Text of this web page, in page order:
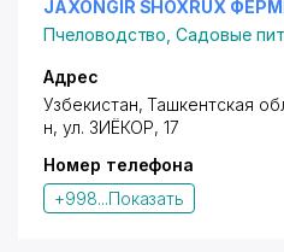
JAXONGIR SHOXRUX
Пчеловодство ,Садовые
Адрес
Узбекистан, Ташкентская
н, ул. ЗИЁКОР, 17
Номер телефона
+998...Показать